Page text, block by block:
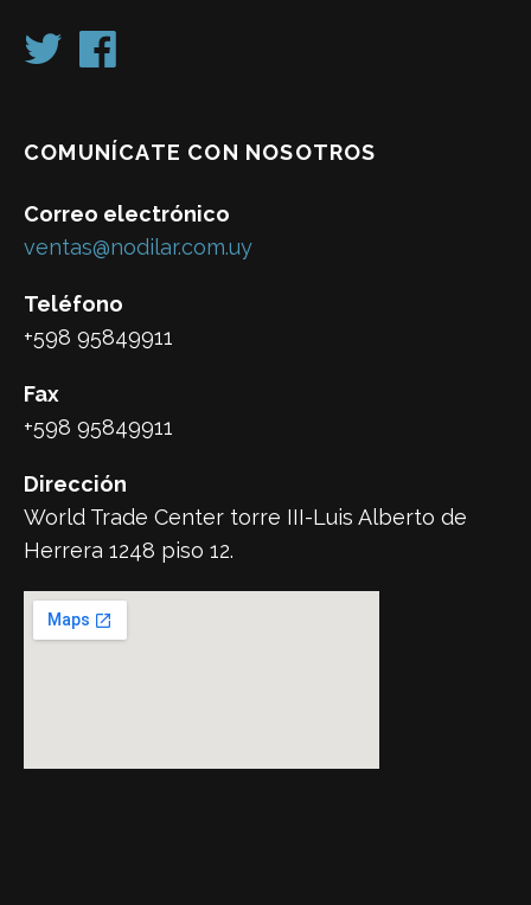
COMUNÍCATE CON NOSOTROS
Correo electrónico
ventas@nodilar.com.uy
Teléfono
+598 95849911
Fax
+598 95849911
Dirección
World Trade Center torre III-Luis Alberto de
Herrera 1248 piso 12.